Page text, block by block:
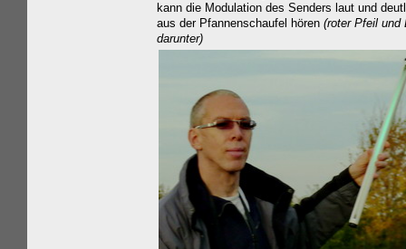
kann die Modulation des Senders laut und
aus der Pfannenschaufel hören (roter Pfeil und
darunter)